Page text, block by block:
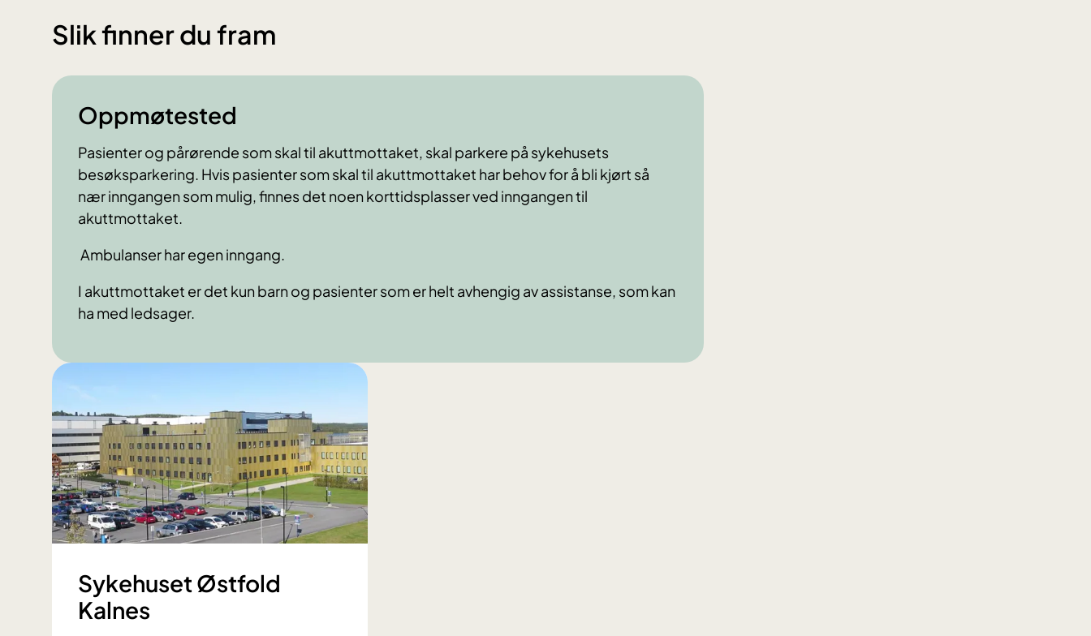
Slik finner du fram
Oppmøtested
Pasienter og pårørende som skal til akuttmottaket, skal parkere på sykehusets
besøksparkering. Hvis pasienter som skal til akuttmottaket har behov for å bli kjørt så
nær inngangen som mulig, finnes det noen korttidsplasser ved inngangen til
akuttmottaket.
Ambulanser har egen inngang.
I akuttmottaket er det kun barn og pasienter som er helt avhengig av assistanse, som kan
ha med ledsager.
Sykehuset Østfold
Kalnes